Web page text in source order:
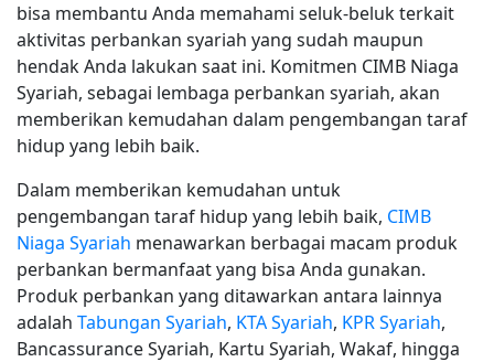
bisa membantu Anda memahami seluk-beluk terkait
aktivitas perbankan syariah yang sudah maupun
hendak Anda lakukan saat ini. Komitmen CIMB Niaga
Syariah, sebagai lembaga perbankan syariah, akan
memberikan kemudahan dalam pengembangan taraf
hidup yang lebih baik.
Dalam memberikan kemudahan untuk
pengembangan taraf hidup yang lebih baik, CIMB
Niaga Syariah menawarkan berbagai macam produk
perbankan bermanfaat yang bisa Anda gunakan.
Produk perbankan yang ditawarkan antara lainnya
adalah Tabungan Syariah, KTA Syariah, KPR Syariah,
Bancassurance Syariah, Kartu Syariah, Wakaf, hingga